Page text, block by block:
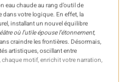
eau chaude au rang d’outil de
dans votre logique. En effet, la
installant un nouvel équilibre
où l’utile épouse l’étonnement,
craindre les frontières. Désormais,
artistiques, oscillant entre
chaque motif, enrichit votre narration,